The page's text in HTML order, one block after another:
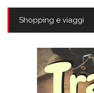
Shopping e viaggi